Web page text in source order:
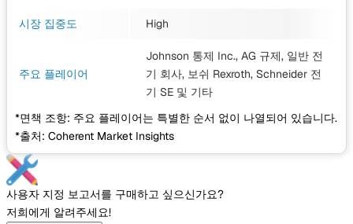
시장 집중도 High
주요 플레이어
Johnson 통제 Inc., AG 규제, 일반 전
기 회사, 보쉬 Rexroth, Schneider 전
기 SE 및 기타
*면책 조항: 주요 플레이어는 특별한 순서 없이 나열되어 있습니다.
*출처: Coherent Market Insights
사용자 지정 보고서를 구매하고 싶으신가요?
저희에게 알려주세요!